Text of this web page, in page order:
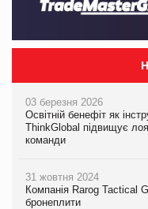
03 березня 2026
Освітній бенефіт як
ThinkGlobal підвищує
команди
31 жовтня 2024
Компанія Rarog Tactical
бронеплити